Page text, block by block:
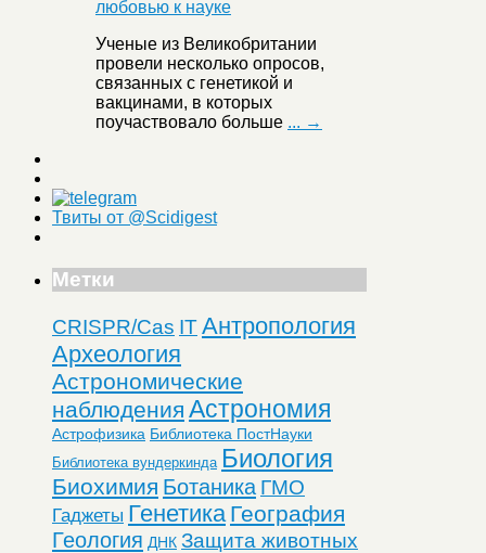
Ученые из Великобритании
провели несколько опросов,
связанных с генетикой и
вакцинами, в которых
поучаствовало больше ... →
Твиты от @Scidigest
Метки
CRISPR/Cas ITАнтропология
Археология
Астрономические
наблюдения Астрономия
Астрофизика Библиотека ПостНауки
Библиотека вундеркинда Биология
Биохимия Ботаника ГМО
Гаджеты Генетика География
Геология ДНК Защита животных